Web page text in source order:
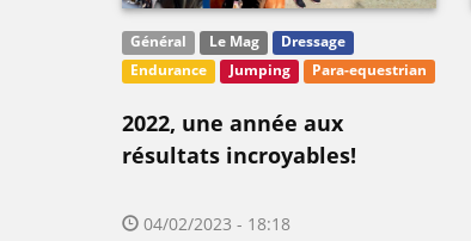
Général Le Mag
Dressage
Endurance
Jumping Para-equestrian
2022, une année aux
résultats incroyables!
04/02/2023 - 18:18